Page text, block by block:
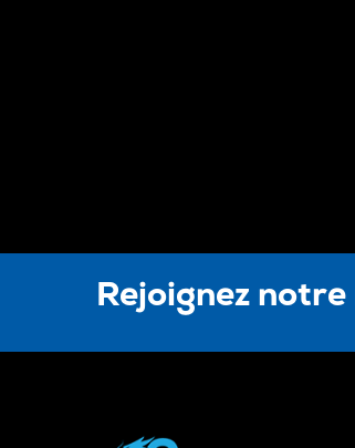
Rejoignez